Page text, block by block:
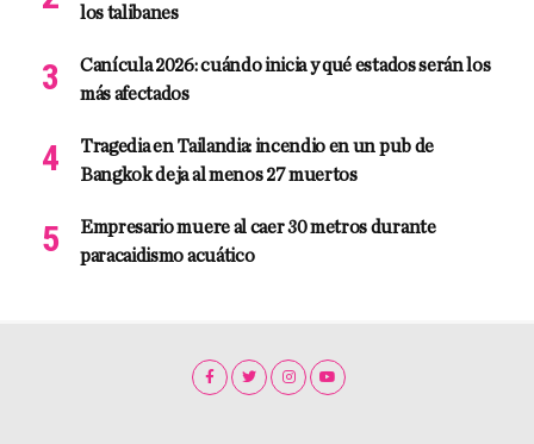
los talibanes
Canícula 2026: cuándo inicia y qué estados serán los
más afectados
Tragedia en Tailandia: incendio en un pub de
Bangkok deja al menos 27 muertos
Empresario muere al caer 30 metros durante
paracaidismo acuático